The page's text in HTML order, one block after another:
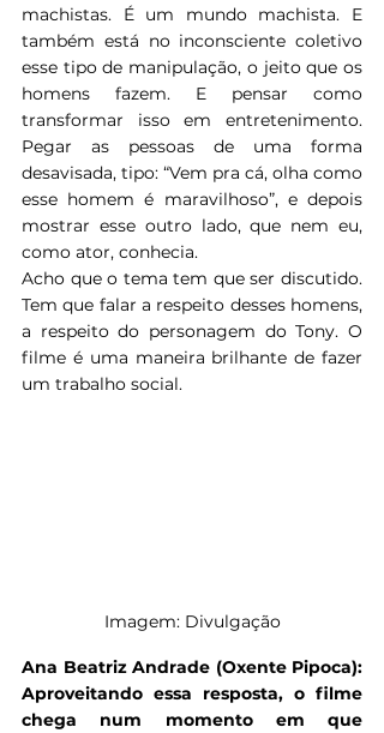
machistas. É um mundo machista. E
também está no inconsciente coletivo
esse tipo de manipulação, o jeito que os
homens fazem. E pensar como
transformar isso em entretenimento.
Pegar as pessoas de uma forma
desavisada, tipo: “Vem pra cá, olha como
esse homem é maravilhoso”, e depois
mostrar esse outro lado, que nem eu,
como ator, conhecia.
Acho que o tema tem que ser discutido.
Tem que falar a respeito desses homens,
a respeito do personagem do Tony. O
filme é uma maneira brilhante de fazer
um trabalho social.
Imagem: Divulgação
Ana Beatriz Andrade (Oxente Pipoca):
Aproveitando essa resposta, o filme
chega num momento em que